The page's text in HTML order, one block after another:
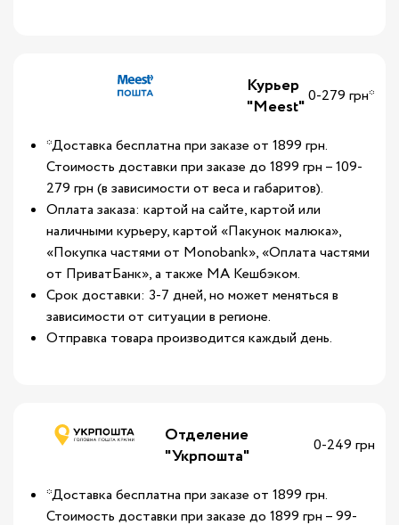
Курьер
"Meest"0-279 грн*
*Доставка бесплатна при заказе от 1899 грн.
Стоимость доставки при заказе до 1899 грн – 109-
279 грн (в зависимости от веса и габаритов).
Оплата заказа: картой на сайте, картой или
наличными курьеру, картой «Пакунок малюка»,
«Покупка частями от Monobank», «Оплата частями
от ПриватБанк», а также МА Кешбэком.
Срок доставки: 3-7 дней, но может меняться в
зависимости от ситуации в регионе.
Отправка товара производится каждый день.
Отделение
"Укрпошта"
0-249 грн
*Доставка бесплатна при заказе от 1899 грн.
Стоимость доставки при заказе до 1899 грн – 99-